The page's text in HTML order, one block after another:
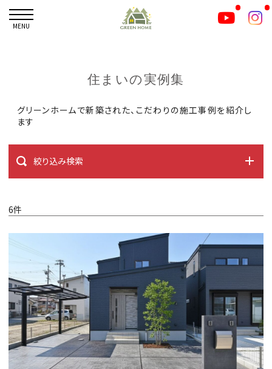
MENU
住まいの実例集
グリーンホームで新築された、こだわりの施工事例を紹介し
ます
絞り込み検索
6件